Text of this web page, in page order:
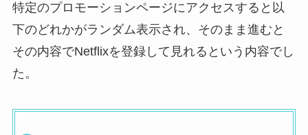
特定のプロモーションページにアクセスすると以
下のどれかがランダム表示され、そのまま進むと
その内容でNetflixを登録して見れるという内容でし
た。